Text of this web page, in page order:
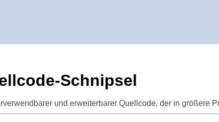
Schnipsel
und erweiterbarer Quellcode, der in größere